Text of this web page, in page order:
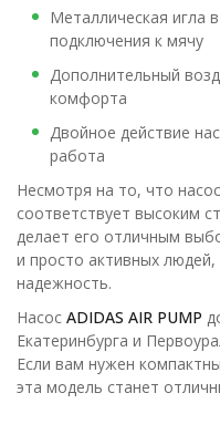
Металлическая игла
подключения к мячу
Дополнительный
комфорта
Двойное действие
работа
Несмотря на то, что
соответствует высоким
делает его отличным
и просто активных
надежность.
Насос ADIDAS AIR PUMP
Екатеринбурга и
Если вам нужен
эта модель станет